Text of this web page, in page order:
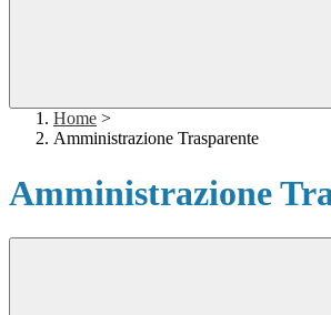
Home >
Amministrazione Trasparente
Amministrazione